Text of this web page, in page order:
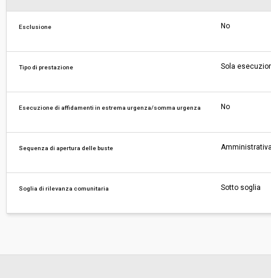
Esclusione No
Tipo di prestazione Sola
Esecuzione di affidamenti in estrema urgenza/somma urgenza No
Sequenza di apertura delle buste
Soglia di rilevanza comunitaria Sotto soglia